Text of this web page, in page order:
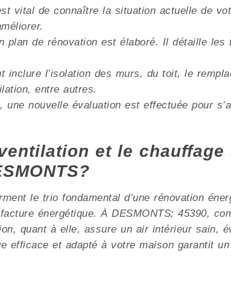
vital de connaître la situation actuelle de
plan de rénovation est élaboré. Il détaille
inclure l’isolation des murs, du toit, le
entre autres.
une nouvelle évaluation est effectuée pour
et le
le trio fondamental d’une rénovation
énergétique. À DESMONTS; 45390,
quant à elle, assure un air intérieur sain,
efficace et adapté à votre maison garantit